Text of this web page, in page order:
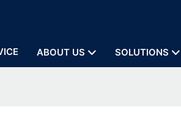
ABOUT US SOLUTIONS